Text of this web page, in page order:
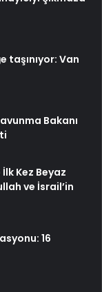
taşınıyor: Van
Bakanı
Kez Beyaz
ve İsrail’in
16